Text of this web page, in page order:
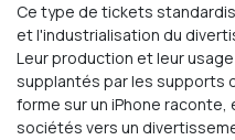
Ce type de tickets
et l'industrialisation du
Leur production et leur
supplantés par les supports
forme sur un iPhone raconte,
sociétés vers un